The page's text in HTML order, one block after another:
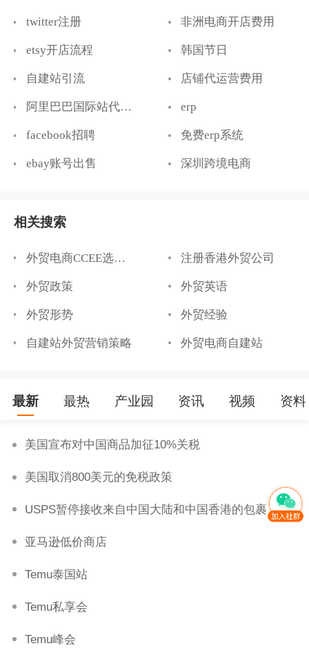
twitter注册 非洲电商开店费用
etsy开店流程 韩国节日
自建站引流 店铺代运营费用
阿里巴巴国际站代运营 erp
facebook招聘 免费erp系统
ebay账号出售 深圳跨境电商
相关搜索
外贸电商CCEE选品展会 注册香港外贸公司
外贸政策 外贸英语
外贸形势 外贸经验
自建站外贸营销策略 外贸电商自建站
最新 最热 产业园 资讯 视频 资料
美国宣布对中国商品加征10%关税
美国取消800美元的免税政策
USPS暂停接收来自中国大陆和中国香港的包裹
亚马逊低价商店
Temu泰国站
Temu私享会
Temu峰会